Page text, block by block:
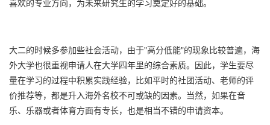
喜欢的专业方向，为未来研究生的学习奠定好的基础。
大二的时候多参加些社会活动，由于"高分低能"的现象比较普遍，海
外大学也很重视申请人在大学四年里的综合素质。因此，学生要尽
量在学习的过程中积累实践经验，比如平时的社团活动、老师的评
价推荐等，都是升入海外名校不可或缺的因素。当然，如果在音
乐、乐器或者体育方面有专长，也是相当不错的申请资本。